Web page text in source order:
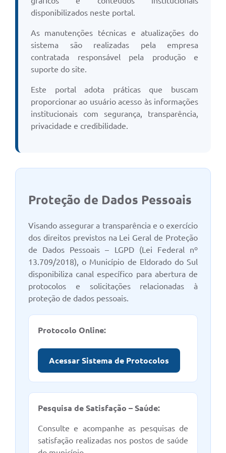
disponibilizados neste portal.
As manutenções técnicas e atualizações do
sistema são realizadas pela empresa
contratada responsável pela produção e
suporte do site.
Este portal adota práticas que buscam
proporcionar ao usuário acesso às informações
institucionais com segurança, transparência,
privacidade e credibilidade.
Proteção de Dados Pessoais
Visando assegurar a transparência e o exercício
dos direitos previstos na Lei Geral de Proteção
de Dados Pessoais – LGPD (Lei Federal nº
13.709/2018), o Município de Eldorado do Sul
disponibiliza canal específico para abertura de
protocolos e solicitações relacionadas à
proteção de dados pessoais.
Protocolo Online:
Acessar Sistema de Protocolos
Pesquisa de Satisfação – Saúde:
Consulte e acompanhe as pesquisas de
satisfação realizadas nos postos de saúde